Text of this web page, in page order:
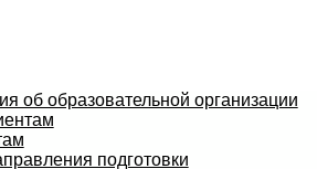
об образовательной организации
подготовки